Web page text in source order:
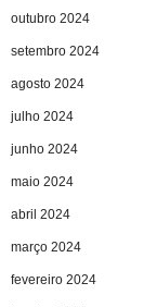
outubro 2024
setembro 2024
agosto 2024
julho 2024
junho 2024
maio 2024
abril 2024
março 2024
fevereiro 2024